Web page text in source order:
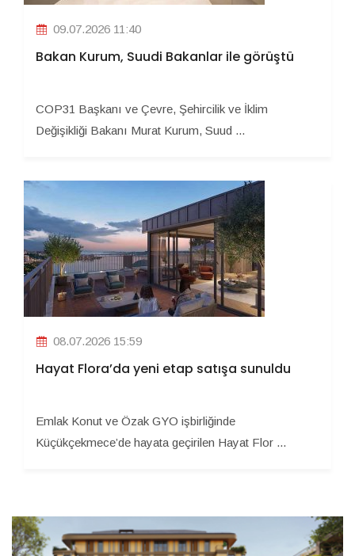
09.07.2026 11:40
Bakan Kurum, Suudi Bakanlar ile görüştü
COP31 Başkanı ve Çevre, Şehircilik ve İklim
Değişikliği Bakanı Murat Kurum, Suud ...
08.07.2026 15:59
Hayat Flora’da yeni etap satışa sunuldu
Emlak Konut ve Özak GYO işbirliğinde
Küçükçekmece’de hayata geçirilen Hayat Flor ...